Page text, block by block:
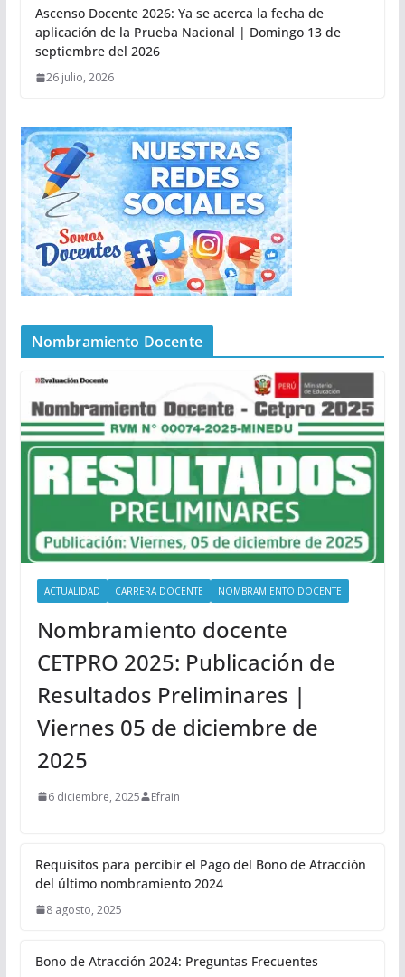
Ascenso Docente 2026: Ya se acerca la fecha de
aplicación de la Prueba Nacional | Domingo 13 de
septiembre del 2026
26 julio, 2026
Nombramiento Docente
ACTUALIDAD CARRERA DOCENTE NOMBRAMIENTO DOCENTE
Nombramiento docente
CETPRO 2025: Publicación de
Resultados Preliminares |
Viernes 05 de diciembre de
2025
6 diciembre, 2025 Efrain
Requisitos para percibir el Pago del Bono de Atracción
del último nombramiento 2024
8 agosto, 2025
Bono de Atracción 2024: Preguntas Frecuentes